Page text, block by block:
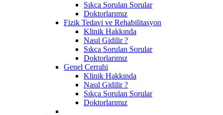
Sıkça Sorulan Sorular
Doktorlarımız
Fizik Tedavi ve Rehabilitasyon
Klinik Hakkında
Nasıl Gidilir ?
Sıkça Sorulan Sorular
Doktorlarımız
Genel Cerrahi
Klinik Hakkında
Nasıl Gidilir ?
Sıkça Sorulan Sorular
Doktorlarımız